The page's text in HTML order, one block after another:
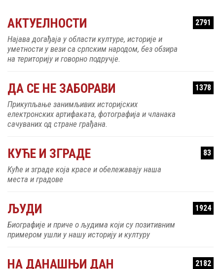
АКТУЕЛНОСТИ 2791
Најава догађаја у области културе, историје и
уметности у вези са српским народом, без обзира
на територију и говорно подручје.
ДА СЕ НЕ ЗАБОРАВИ 1378
Прикупљање занимљивих историјских
електронских артифаката, фотографија и чланака
сачуваних од стране грађана.
КУЋЕ И ЗГРАДЕ 83
Куће и зграде која красе и обележавају наша
места и градове
ЉУДИ 1924
Биографије и приче о људима који су позитивним
примером ушли у нашу историју и културу
НА ДАНАШЊИ ДАН 2182